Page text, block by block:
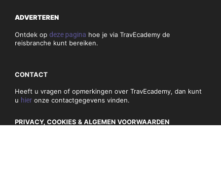
ADVERTEREN
Ontdek op deze pagina hoe je via TravEcademy de
reisbranche kunt bereiken.
CONTACT
Heeft u vragen of opmerkingen over TravEcademy, dan kunt
u hier onze contactgegevens vinden.
PRIVACY, COOKIES & ALGEMEN VOORWAARDEN